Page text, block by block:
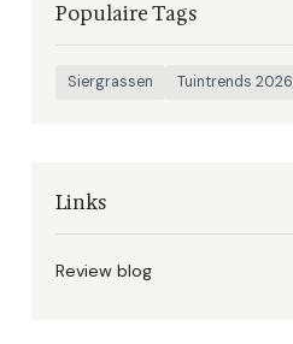
Populaire Tags
Siergrassen Tuintrends 2026
Links
Review blog